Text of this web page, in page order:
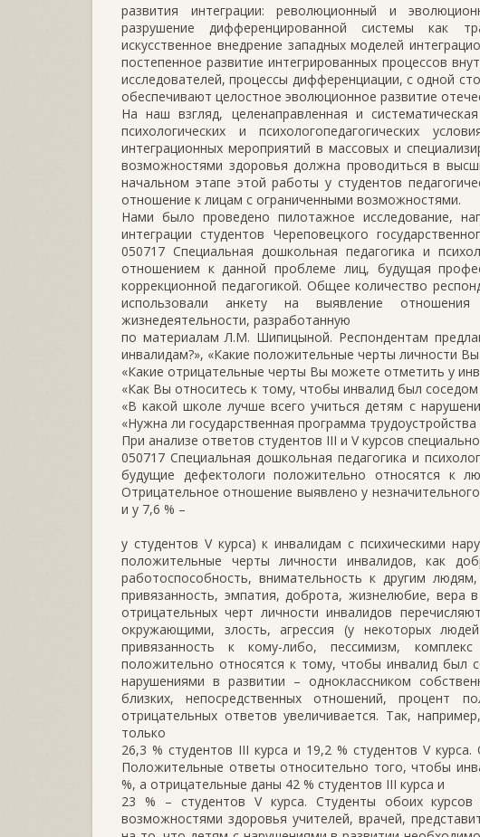
развития интеграции: революционный и
разрушение дифференцированной системы как
искусственное внедрение западных моделей
постепенное развитие интегрированных процессов
исследователей, процессы дифференциации, с одной
обеспечивают целостное эволюционное развитие
На наш взгляд, целенаправленная и
психологических и психологопедагогических
интеграционных мероприятий в массовых и
возможностями здоровья должна проводиться в
начальном этапе этой работы у студентов
отношение к лицам с ограниченными возможностями.
Нами было проведено пилотажное исследование,
интеграции студентов Череповецкого
050717 Специальная дошкольная педагогика и
отношением к данной проблеме лиц, будущая
коррекционной педагогикой. Общее количество
использовали анкету на выявление
жизнедеятельности, разработанную
по материалам Л.М. Шипицыной. Респондентам
инвалидам?», «Какие положительные черты личности
«Какие отрицательные черты Вы можете отметить у
«Как Вы относитесь к тому, чтобы инвалид был
«В какой школе лучше всего учиться детям с
«Нужна ли государственная программа
При анализе ответов студентов III и V курсов
050717 Специальная дошкольная педагогика и
будущие дефектологи положительно относятся к
Отрицательное отношение выявлено у
и у 7,6 % –
у студентов V курса) к инвалидам с психическими
положительные черты личности инвалидов, как
работоспособность, внимательность к другим
привязанность, эмпатия, доброта, жизнелюбие,
отрицательных черт личности инвалидов
окружающими, злость, агрессия (у некоторых
привязанность к кому-либо, пессимизм,
положительно относятся к тому, чтобы инвалид был
нарушениями в развитии – одноклассником
близких, непосредственных отношений, процент
отрицательных ответов увеличивается. Так,
только
26,3 % студентов III курса и 19,2 % студентов V
Положительные ответы относительно того, чтобы
%, а отрицательные даны 42 % студентов III курса и
23 % – студентов V курса. Студенты обоих
возможностями здоровья учителей, врачей,